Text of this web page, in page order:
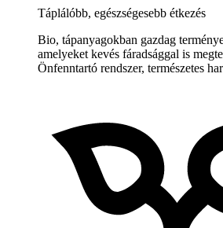
Táplálóbb, egészségesebb étkezés
Bio, tápanyagokban gazdag
amelyeket kevés fáradsággal is
Önfenntartó rendszer, természetes